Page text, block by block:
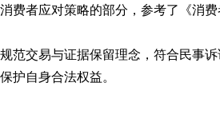
费者应对策略的部分，参考了《消
范交易与证据保留理念，符合民事
护自身合法权益。